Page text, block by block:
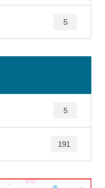
5
5
191